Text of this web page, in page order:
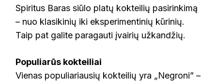
Spiritus Baras siūlo platų kokteilių pasirinkimą
– nuo klasikinių iki eksperimentinių kūrinių.
Taip pat galite paragauti įvairių užkandžių.
Populiarūs kokteiliai
Vienas populiariausių kokteilių yra „Negroni” –